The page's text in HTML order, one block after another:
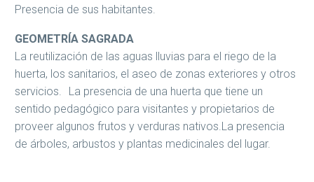
Presencia de sus habitantes.
GEOMETRÍA SAGRADA
La reutilización de las aguas lluvias para el riego de la
huerta, los sanitarios, el aseo de zonas exteriores y otros
servicios. La presencia de una huerta que tiene un
sentido pedagógico para visitantes y propietarios de
proveer algunos frutos y verduras nativos.La presencia
de árboles, arbustos y plantas medicinales del lugar.